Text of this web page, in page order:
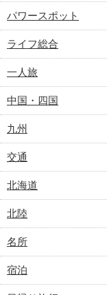
パワースポット
ライフ総合
一人旅
中国・四国
九州
交通
北海道
北陸
名所
宿泊